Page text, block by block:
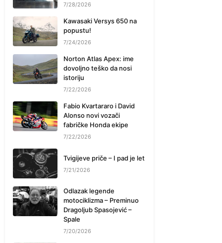
7/28/2026
Kawasaki Versys 650 na
popustu!
7/24/2026
Norton Atlas Apex: ime
dovoljno teško da nosi
istoriju
7/22/2026
Fabio Kvartararo i David
Alonso novi vozači
fabričke Honda ekipe
7/22/2026
Tvigijeve priče – I pad je let
7/21/2026
Odlazak legende
motociklizma – Preminuo
Dragoljub Spasojević –
Spale
7/20/2026